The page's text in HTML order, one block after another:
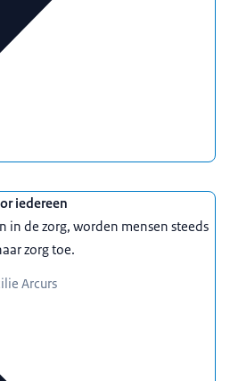
iedereen
in de zorg, worden mensen steeds
zorg toe.
Arcurs